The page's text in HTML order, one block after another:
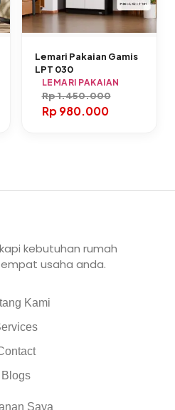
Lemari Pakaian Gamis
LPT 030
LEMARI PAKAIAN
Rp1.450.000
Rp980.000
kebutuhan rumah
usaha anda.
Kami
Blogs
Saya